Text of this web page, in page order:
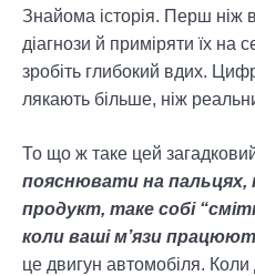
Знайома історія. Перш ніж
діагнози й приміряти їх на
зробіть глибокий вдих.
лякають більше, ніж
То що ж таке цей
пояснювати на пальцях,
продукт, таке собі
коли ваші м’язи
це двигун автомобіля.